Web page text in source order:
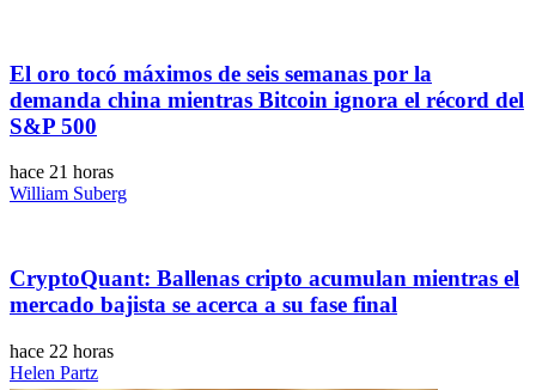
El oro tocó máximos de seis semanas por la
demanda china mientras Bitcoin ignora el récord del
S&P 500
hace 21 horas
William Suberg
CryptoQuant: Ballenas cripto acumulan mientras el
mercado bajista se acerca a su fase final
hace 22 horas
Helen Partz